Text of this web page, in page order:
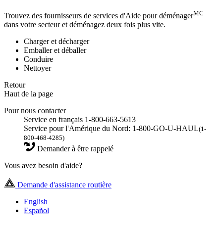
Trouvez des fournisseurs de services d'Aide pour déménagerMC
dans votre secteur et déménagez deux fois plus vite.
Charger et décharger
Emballer et déballer
Conduire
Nettoyer
Retour
Haut de la page
Pour nous contacter
Service en français 1-800-663-5613
Service pour l'Amérique du Nord: 1-800-GO-U-HAUL(1-
800-468-4285)
Demander à être rappelé
Vous avez besoin d'aide?
Demande d'assistance routière
English
Español